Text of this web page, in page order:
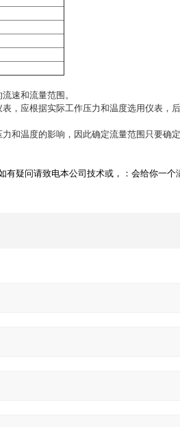
速和流量范围。
，应根据实际工作压力和温度选用仪表，后
和温度的影响，因此确定流量范围只要确
疑问请致电本公司技术或，：会给你一个